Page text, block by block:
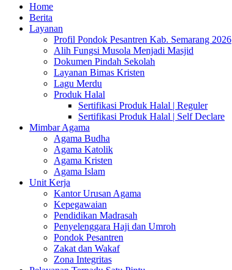
Home
Berita
Layanan
Profil Pondok Pesantren Kab. Semarang 2026
Alih Fungsi Musola Menjadi Masjid
Dokumen Pindah Sekolah
Layanan Bimas Kristen
Lagu Merdu
Produk Halal
Sertifikasi Produk Halal | Reguler
Sertifikasi Produk Halal | Self Declare
Mimbar Agama
Agama Budha
Agama Katolik
Agama Kristen
Agama Islam
Unit Kerja
Kantor Urusan Agama
Kepegawaian
Pendidikan Madrasah
Penyelenggara Haji dan Umroh
Pondok Pesantren
Zakat dan Wakaf
Zona Integritas